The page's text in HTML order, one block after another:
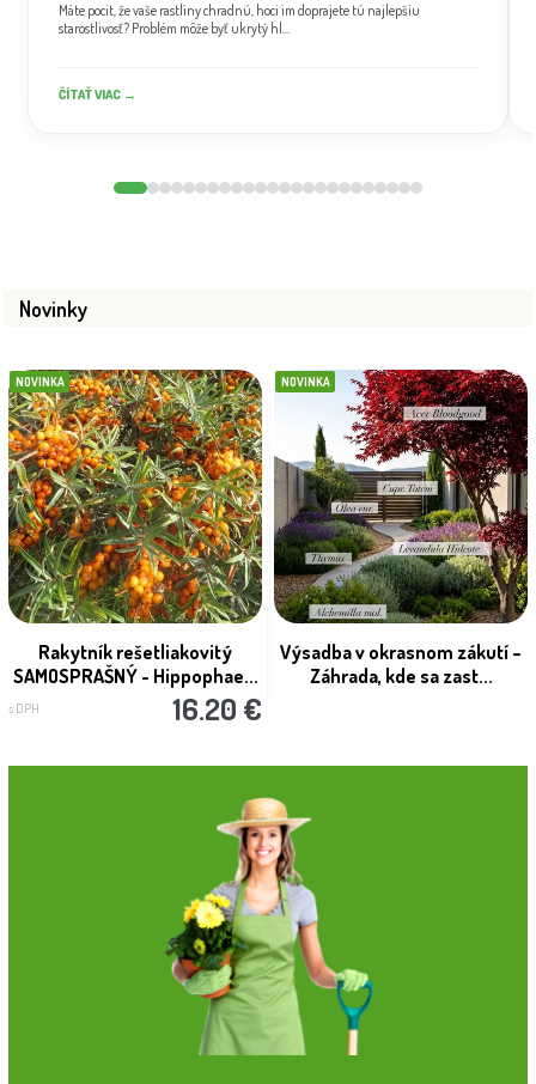
Máte pocit, že vaše rastliny chradnú, hoci im doprajete tú najlepšiu
starostlivosť? Problém môže byť ukrytý hl...
ČÍTAŤ VIAC →
Novinky
NOVINKA
Rakytník rešetliakovitý
SAMOSPRAŠNÝ - Hippophae...
s DPH 16.20 €
NOVINKA
Výsadba v okrasnom zákutí –
Záhrada, kde sa zast...